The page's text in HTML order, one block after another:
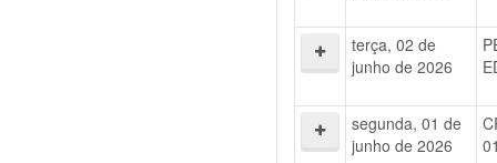
terça, 02 de
junho de 2026
segunda, 01 de
junho de 2026